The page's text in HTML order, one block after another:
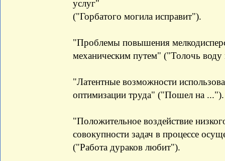
услуг"
("Горбатого могила исправит").
"Проблемы повышения
механическим путем" ("Толочь воду
"Латентные возможности
оптимизации труда" ("Пошел на ...").
"Положительное воздействие
совокупности задач в процессе
("Работа дураков любит").